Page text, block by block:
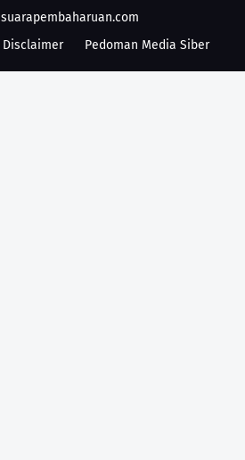
suarapembaharuan.com
Disclaimer Pedoman Media Siber